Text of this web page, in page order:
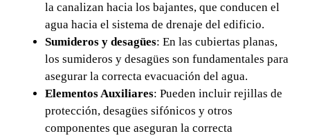
la canalizan hacia los bajantes, que conducen el
agua hacia el sistema de drenaje del edificio.
Sumideros y desagües: En las cubiertas planas,
los sumideros y desagües son fundamentales para
asegurar la correcta evacuación del agua.
Elementos Auxiliares: Pueden incluir rejillas de
protección, desagües sifónicos y otros
componentes que aseguran la correcta